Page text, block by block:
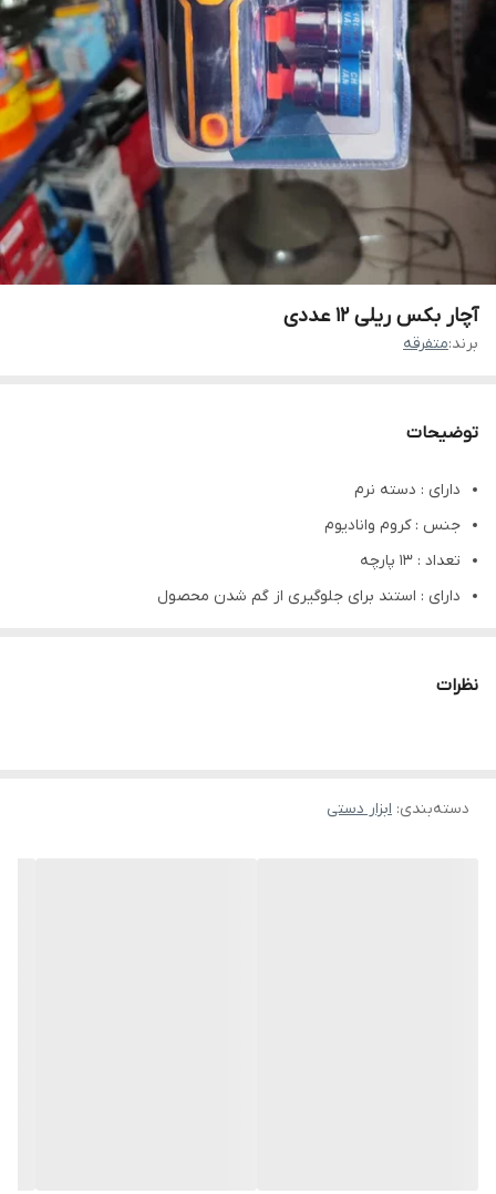
آچار بکس ریلی ۱۲ عددی
برند:متفرقه
توضیحات
دارای : دسته نرم
جنس : کروم وانادیوم
تعداد : ۱۳ پارچه
دارای : استند برای جلوگیری از گم شدن محصول
دارای : یک عدد واسطه متوسط
نظرات
دسته‌بندی: ابزار دستی